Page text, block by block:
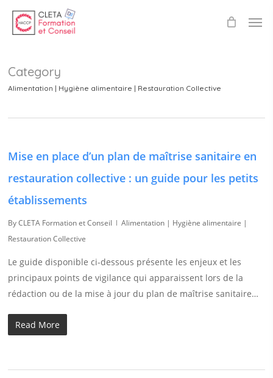
main
Category
Alimentation | Hygiène alimentaire | Restauration Collective
Mise en place d’un plan de maîtrise sanitaire en
restauration collective : un guide pour les petits
établissements
By CLETA Formation et Conseil
Alimentation | Hygiène alimentaire |
Restauration Collective
Le guide disponible ci-dessous présente les enjeux et les
principaux points de vigilance qui apparaissent lors de la
rédaction ou de la mise à jour du plan de maîtrise sanitaire…
Read More